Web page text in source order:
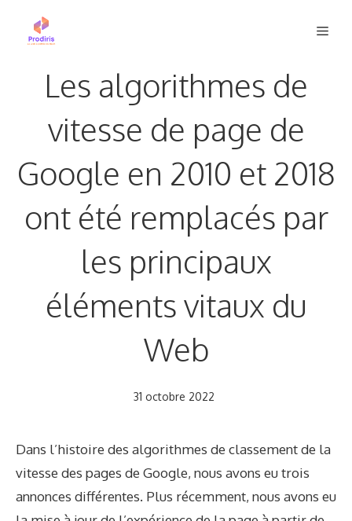
Les algorithmes de
vitesse de page de
Google en 2010 et 2018
ont été remplacés par
les principaux
éléments vitaux du
Web
31 octobre 2022
Dans l’histoire des algorithmes de classement de la
vitesse des pages de Google, nous avons eu trois
annonces différentes. Plus récemment, nous avons eu